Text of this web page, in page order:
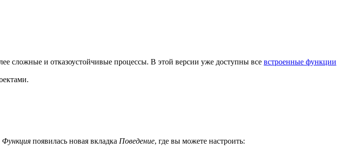
сложные и отказоустойчивые процессы. В этой версии уже доступны все встроенные функции
Функция появилась новая вкладка Поведение, где вы можете настроить: